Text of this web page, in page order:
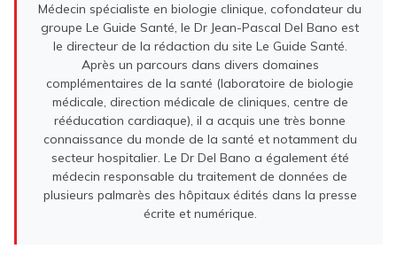
Médecin spécialiste en biologie clinique, cofondateur du
groupe Le Guide Santé, le Dr Jean-Pascal Del Bano est
le directeur de la rédaction du site Le Guide Santé.
Après un parcours dans divers domaines
complémentaires de la santé (laboratoire de biologie
médicale, direction médicale de cliniques, centre de
rééducation cardiaque), il a acquis une très bonne
connaissance du monde de la santé et notamment du
secteur hospitalier. Le Dr Del Bano a également été
médecin responsable du traitement de données de
plusieurs palmarès des hôpitaux édités dans la presse
écrite et numérique.